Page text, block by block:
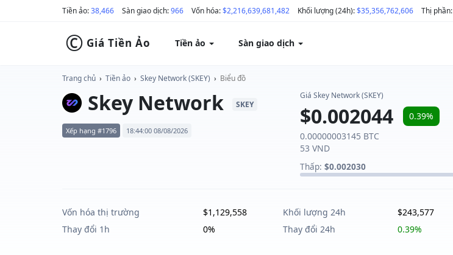
Tiền ảo:38,466 Sàn giao dịch:966 Vốn hóa:$2,216,639,681,482 Khối lượng (24h):$35,356,762,606 Thị phần:
© Giá Tiền Ảo Tiền ảo Sàn giao dịch
Trang chủ › Tiền ảo › Skey Network (SKEY) › Biểu đồ
Skey Network SKEY
Xếp hạng #1796 18:44:00 08/08/2026
Giá Skey Network (SKEY)
$0.002044
0.39%
0.00000003145 BTC
53 VND
Thấp: $0.002030
Vốn hóa thị trường $1,129,558 Khối lượng 24h $243,577
Thay đổi 1h
0% Thay đổi 24h 0.39%